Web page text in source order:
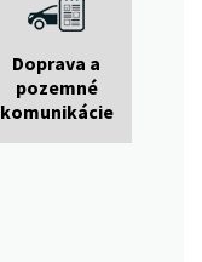
Doprava a
pozemné
komunikácie